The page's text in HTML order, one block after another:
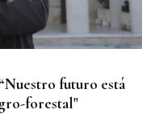
futuro está
forestal"